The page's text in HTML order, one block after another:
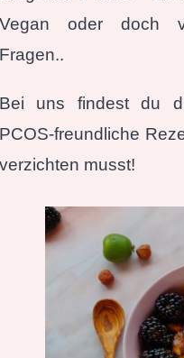
Vegan oder doch
Fragen..
Bei uns findest du
PCOS-freundliche
verzichten musst!